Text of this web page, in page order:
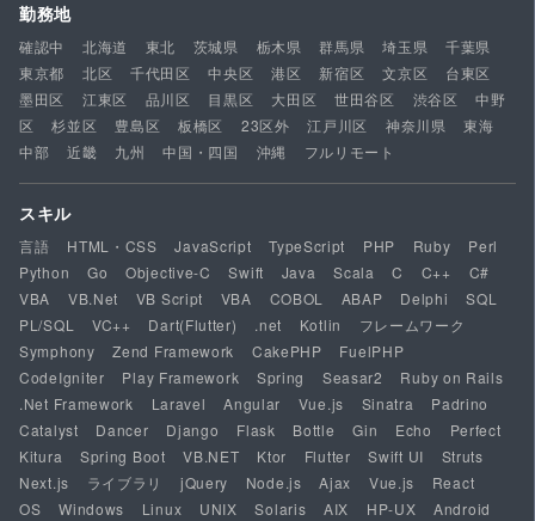
勤務地
確認中 北海道 東北 茨城県 栃木県 群馬県 埼玉県
千葉県
東京都
北区 千代田区 中央区 港区 新宿区 文京区
台東区
墨田区
江東区 品川区 目黒区 大田区 世田谷区 渋谷区
中野
区
杉並区 豊島区 板橋区 23区外 江戸川区 神奈川県
東海
中部
近畿 九州 中国・四国 沖縄 フルリモート
スキル
言語 HTML・CSS JavaScript TypeScript PHP Ruby
Perl
Python
Go Objective-C Swift Java Scala C C++
C#
VBA
VB.Net VB Script VBA COBOL ABAP Delphi
SQL
PL/SQL
VC++ Dart(Flutter) .net Kotlin
フレームワーク
Symphony
Zend Framework CakePHP
FuelPHP
CodeIgniter
Play Framework Spring Seasar2
Ruby on Rails
.Net Framework
Laravel Angular Vue.js Sinatra
Padrino
Catalyst
Dancer Django Flask Bottle Gin Echo
Perfect
Kitura
Spring Boot VB.NET Ktor Flutter Swift UI
Struts
Next.js
ライブラリ jQuery Node.js Ajax Vue.js
React
OS
Windows Linux UNIX Solaris AIX HP-UX
Android